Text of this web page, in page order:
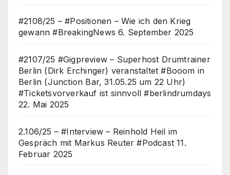
#2108/25 – #Positionen – Wie ich den Krieg
gewann #BreakingNews 6. September 2025
#2107/25 #Gigpreview – Superhost Drumtrainer
Berlin (Dirk Erchinger) veranstaltet #Booom in
Berlin (Junction Bar, 31.05.25 um 22 Uhr)
#Ticketsvorverkauf ist sinnvoll #berlindrumdays
22. Mai 2025
2.106/25 – #Interview – Reinhold Heil im
Gespräch mit Markus Reuter #Podcast 11.
Februar 2025